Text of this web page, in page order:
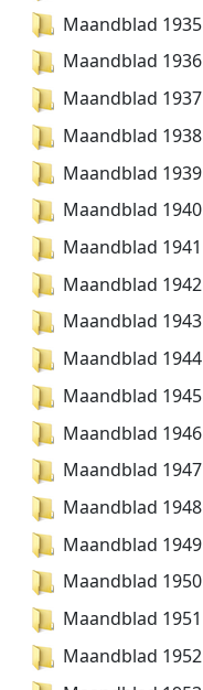
Maandblad 1935
Maandblad 1936
Maandblad 1937
Maandblad 1938
Maandblad 1939
Maandblad 1940
Maandblad 1941
Maandblad 1942
Maandblad 1943
Maandblad 1944
Maandblad 1945
Maandblad 1946
Maandblad 1947
Maandblad 1948
Maandblad 1949
Maandblad 1950
Maandblad 1951
Maandblad 1952